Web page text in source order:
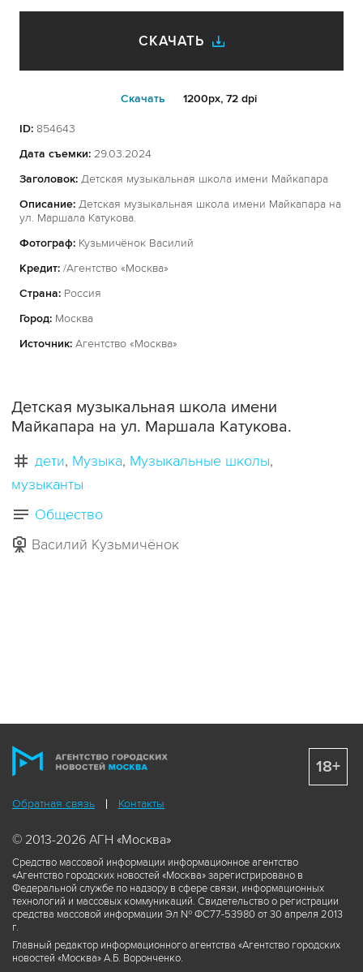
СКАЧАТЬ
Cкачать 1200px, 72 dpi
ID: 854643
Дата съемки: 29.03.2024
Заголовок: Детская музыкальная школа имени Майкапара
Описание: Детская музыкальная школа имени Майкапара на
ул. Маршала Катукова.
Фотограф: Кузьмичёнок Василий
Кредит: /Агентство «Москва»
Страна: Россия
Город: Москва
Источник: Агентство «Москва»
Детская музыкальная школа имени
Майкапара на ул. Маршала Катукова.
дети Музыка Музыкальные школы
музыканты
Общество
Василий Кузьмичёнок
Обратная связь Контакты
© 2013-2026 АГН «Москва»
Средство массовой информации информационное агентство
«Агентство городских новостей «Москва» зарегистрировано в
Федеральной службе по надзору в сфере связи, информационных
технологий и массовых коммуникаций. Свидетельство о регистрации
средства массовой информации Эл № ФС77-53980 от 30 апреля 2013
г.
Главный редактор информационного агентства «Агентство городских
новостей «Москва» А.Б. Воронченко.
18+